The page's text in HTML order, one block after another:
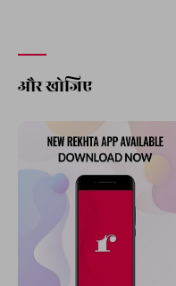
और खोजिए